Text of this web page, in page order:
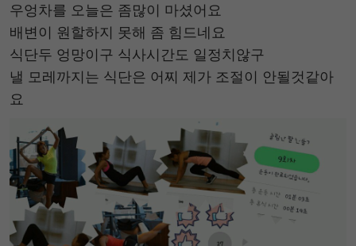
우엉차를 오늘은 좀많이 마셨어요
배변이 원할하지 못해 좀 힘드네요
식단두 엉망이구 식사시간도 일정치않구
낼 모레까지는 식단은 어찌 제가 조절이 안될것같아
요